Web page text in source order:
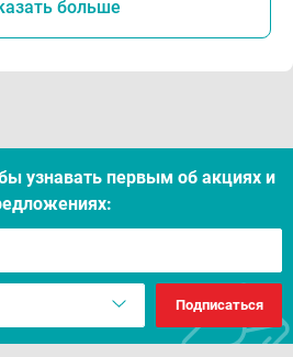
больше
узнавать первым об акцияx и
Подписаться